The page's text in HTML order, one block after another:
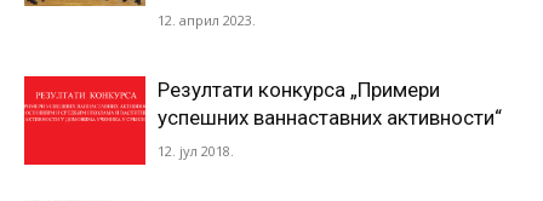
12. април 2023.
Резултати конкурса „Примери
успешних ваннаставних активности“
12. јул 2018.